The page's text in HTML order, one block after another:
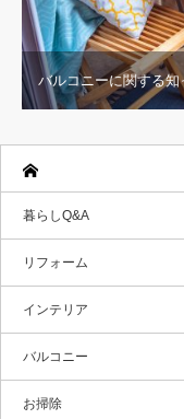
バルコニーに関する
暮らしQ&A
リフォーム
インテリア
バルコニー
お掃除